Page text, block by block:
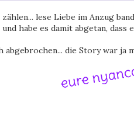
lese Liebe im Anzug
habe es damit abgetan, dass
abgebrochen... die Story war ja